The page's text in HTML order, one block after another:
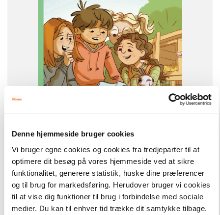
Denne hjemmeside bruger cookies
Vi bruger egne cookies og cookies fra tredjeparter til at
optimere dit besøg på vores hjemmeside ved at sikre
funktionalitet, generere statistik, huske dine præferencer
og til brug for markedsføring. Herudover bruger vi cookies
til at vise dig funktioner til brug i forbindelse med sociale
medier. Du kan til enhver tid trække dit samtykke tilbage.
9788723564917
Klub K
Klub K - Løser gåden, Grøn Læseklub
148,00 kr.
Hent flere